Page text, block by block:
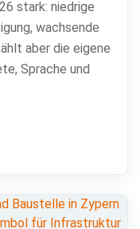
stark: niedrige
wachsende
aber die eigene
Sprache und